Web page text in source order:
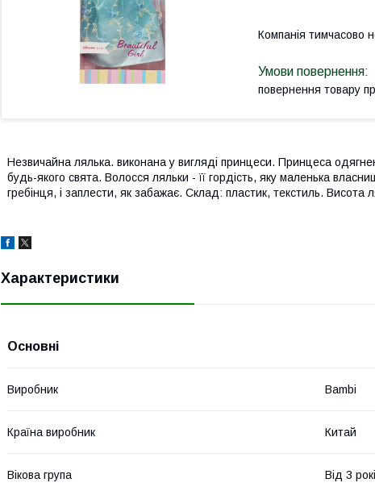
Компанія тимчасово
повернення товару
Незвичайна лялька. виконана у вигляді принцеси. Принцеса
будь-якого свята. Волосся ляльки - її гордість, яку маленька
гребінця, і заплести, як забажає. Склад: пластик, текстиль. Висота
Характеристики
Основні
Виробник Bambi
Країна виробник Китай
Вікова група Від 3